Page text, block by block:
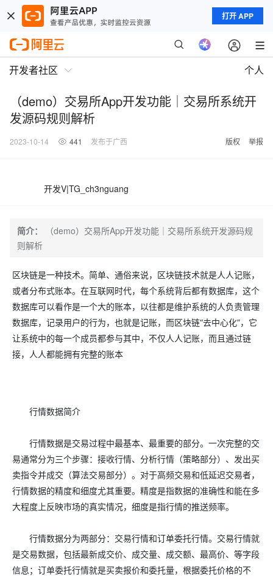
打开 APP
开发者社区 个人
（demo）交易所App开发功能｜交易所系统开
发源码规则解析
2023-10-14 441 发布于广西 版权 举报
开发V|TG_ch3nguang
简介：
（demo）交易所App开发功能｜交易所系统开发源码规
则解析
区块链是一种技术。简单、通俗来说，区块链技术就是人人记账，
或者分布式账本。在互联网时代，每个系统背后都有数据库，这个
数据库可以看作是一个大的账本，以往都是维护系统的人负责管理
数据库，记录用户的行为，也就是记账，而区块链“去中心化”，它
让系统中的每一个成员都参与其中，不仅人人记账，而且通过链
接，人人都能拥有完整的账本
行情数据简介
行情数据是交易过程中最基本、最重要的部分。一次完整的交
易通常分为三个步骤：接收行情、分析行情（策略部分）、发出买
卖指令并成交（算法交易部分）。对于高频交易和低延迟交易者，
行情数据的精度和细度尤其重要。精度是指数据的准确性和能在多
大程度上反映市场的真实情况，细度是指行情的推送频率。
行情数据分为两部分：交易行情和订单委托行情。交易行情就
是交易数据，包括最新成交价、成交量、成交额、最高价、等字段
信息；订单委托行情就是买卖报价和委托量，根据委托价格的不